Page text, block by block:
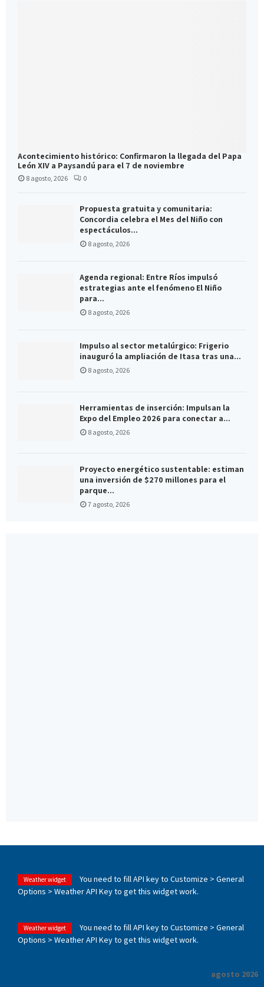
Acontecimiento histórico: Confirmaron la llegada del Papa
León XIV a Paysandú para el 7 de noviembre
8 agosto, 2026 0
Propuesta gratuita y comunitaria:
Concordia celebra el Mes del Niño con
espectáculos...
8 agosto, 2026
Agenda regional: Entre Ríos impulsó
estrategias ante el fenómeno El Niño
para...
8 agosto, 2026
Impulso al sector metalúrgico: Frigerio
inauguró la ampliación de Itasa tras una...
8 agosto, 2026
Herramientas de inserción: Impulsan la
Expo del Empleo 2026 para conectar a...
8 agosto, 2026
Proyecto energético sustentable: estiman
una inversión de $270 millones para el
parque...
7 agosto, 2026
Weather widget
You need to fill API key to Customize > General
Options > Weather API Key to get this widget work.
Weather widget
You need to fill API key to Customize > General
Options > Weather API Key to get this widget work.
agosto 2026